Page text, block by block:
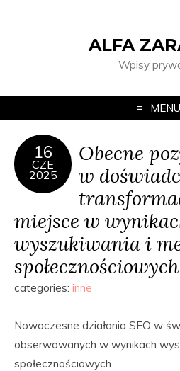
ALFA
Wpisy
MENU
16
CZE
2025
Obecne
w
miejsce w
wyszukiwania i
społecznościowych
categories: inne
Nowoczesne działania SEO w
obserwowanych w wynikach
społecznościowych